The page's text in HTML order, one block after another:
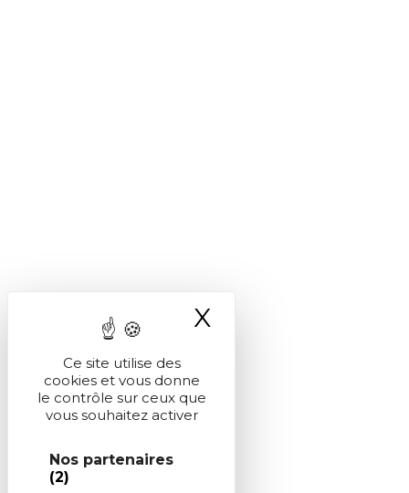
Ce site utilise des
cookies et vous donne
le contrôle sur ceux que
vous souhaitez activer
Nos partenaires
(2)
X